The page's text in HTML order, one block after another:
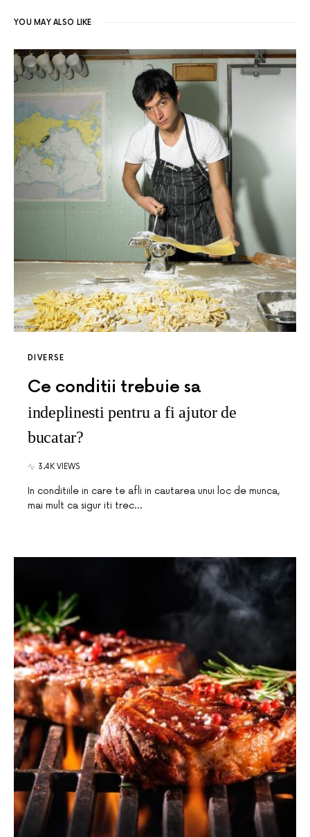
YOU MAY ALSO LIKE
DIVERSE
Ce conditii trebuie sa
indeplinesti pentru a fi ajutor de
bucatar?
3.4K VIEWS
In conditiile in care te afli in cautarea unui loc de munca,
mai mult ca sigur iti trec…